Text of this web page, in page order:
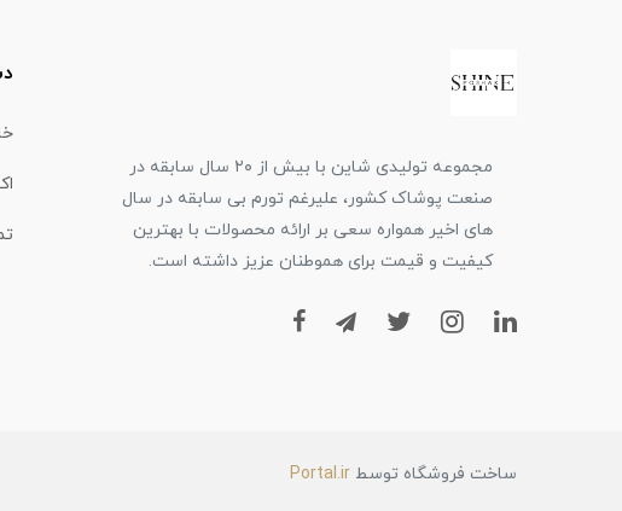
مجموعه تولیدی شاین با بیش از ۲۰ سال سابقه در
صنعت پوشاک کشور، علیرغم تورم بی سابقه در سال
های اخیر همواره سعی بر ارائه محصولات با بهترین
کیفیت و قیمت برای هموطنان عزیز داشته است.
ساخت فروشگاه توسط Portal.ir